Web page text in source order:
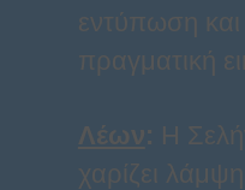
εντύπωση και
πραγματική
Λέων: Η
χαρίζει